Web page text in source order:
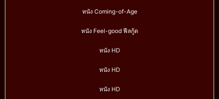
หนัง Coming-of-Age
หนัง Feel-good ฟีลกู้ด
หนัง HD
หนัง HD
หนัง HD